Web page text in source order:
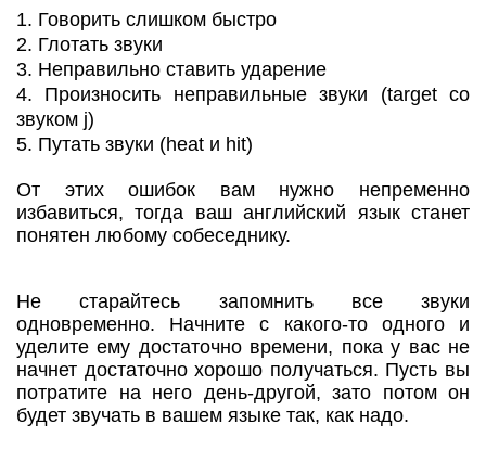
1. Говорить слишком быстро
2. Глотать звуки
3. Неправильно ставить ударение
4. Произносить неправильные звуки (target со
звуком j)
5. Путать звуки (heat и hit)
От этих ошибок вам нужно непременно
избавиться, тогда ваш английский язык станет
понятен любому собеседнику.
Не старайтесь запомнить все звуки
одновременно. Начните с какого-то одного и
уделите ему достаточно времени, пока у вас не
начнет достаточно хорошо получаться. Пусть вы
потратите на него день-другой, зато потом он
будет звучать в вашем языке так, как надо.